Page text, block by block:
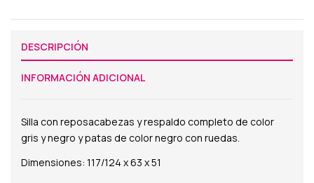
DESCRIPCIÓN
INFORMACIÓN ADICIONAL
Silla con reposacabezas y respaldo completo de color
gris y negro y patas de color negro con ruedas.
Dimensiones: 117/124 x 63 x 51